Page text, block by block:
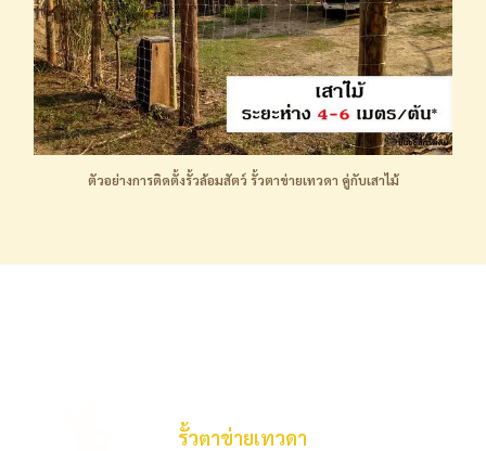
ตัวอย่างการติดตั้งรั้วล้อมสัตว์ รั้วตาข่ายเทวดา คู่กับเสาไม้
รั้วตาข่ายเทวดา